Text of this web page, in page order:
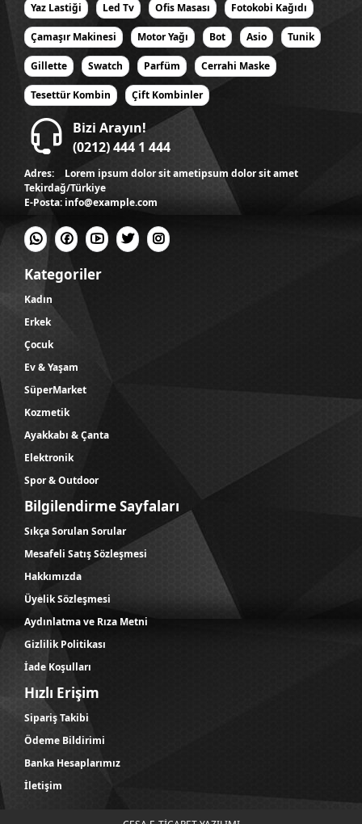
Yaz Lastiği Led Tv Ofis Masası Fotokobi Kağıdı
Çamaşır Makinesi Motor Yağı Bot Asio Tunik
Gillette Swatch Parfüm Cerrahi Maske
Tesettür Kombin Çift Kombinler
Bizi Arayın!
(0212) 444 1 444
Adres:
Lorem ipsum dolor sit ametipsum dolor sit amet
Tekirdağ/Türkiye
E-Posta: info@example.com
Kategoriler
Kadın
Erkek
Çocuk
Ev & Yaşam
SüperMarket
Kozmetik
Ayakkabı & Çanta
Elektronik
Spor & Outdoor
Bilgilendirme Sayfaları
Sıkça Sorulan Sorular
Mesafeli Satış Sözleşmesi
Hakkımızda
Üyelik Sözleşmesi
Aydınlatma ve Rıza Metni
Gizlilik Politikası
İade Koşulları
Hızlı Erişim
Sipariş Takibi
Ödeme Bildirimi
Banka Hesaplarımız
İletişim